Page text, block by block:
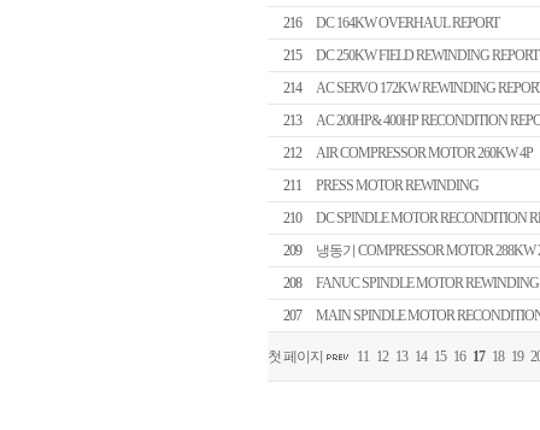
216
DC 164KW OVERHAUL REPORT
215
DC 250KW FIELD REWINDING REPORT
214
AC SERVO 172KW REWINDING
213
AC 200HP& 400HP RECONDITION
212
AIR COMPRESSOR MOTOR 260KW 4P
211
PRESS MOTOR REWINDING
210
DC SPINDLE MOTOR RECONDITION
209
냉동기 COMPRESSOR MOTOR 288KW
208
FANUC SPINDLE MOTOR REWINDING
207
MAIN SPINDLE MOTOR
첫 페이지 11 12 13 14 15 16 17 18 19